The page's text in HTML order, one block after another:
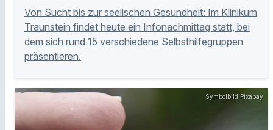
Von Sucht bis zur seelischen Gesundheit: Im Klinikum
Traunstein findet heute ein Infonachmittag statt, bei
dem sich rund 15 verschiedene Selbsthilfegruppen
präsentieren.
Symbolbild Pixabay